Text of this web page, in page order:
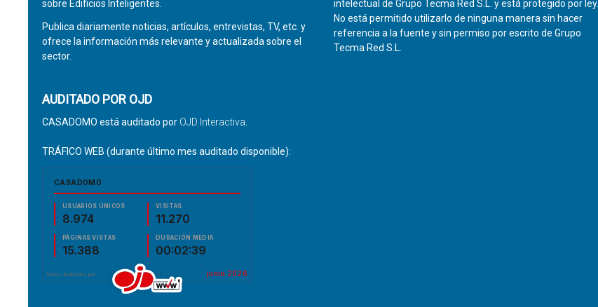
sobre Edificios Inteligentes.
Publica diariamente noticias, artículos, entrevistas, TV, etc. y
ofrece la información más relevante y actualizada sobre el
sector.
AUDITADO POR OJD
CASADOMO está auditado por OJD Interactiva
TRÁFICO WEB (durante último mes auditado disponible):
intelectual de Grupo Tecma Red S.L. y está protegido por ley.
No está permitido utilizarlo de ninguna manera sin hacer
referencia a la fuente y sin permiso por escrito de Grupo
Tecma Red S.L.